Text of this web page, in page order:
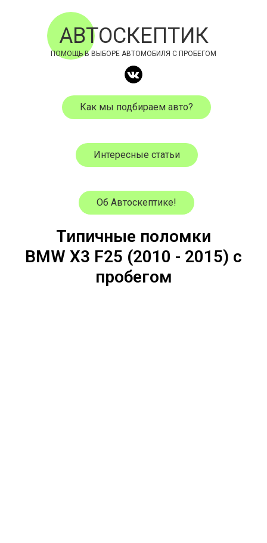
АВТОСКЕПТИК
ПОМОЩЬ В ВЫБОРЕ АВТОМОБИЛЯ С ПРОБЕГОМ
Как мы подбираем авто?
Интересные статьи
Об Автоскептике!
Типичные поломки
BMW X3 F25 (2010 - 2015) с
пробегом